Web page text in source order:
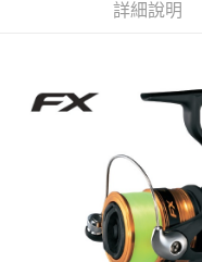
新竹貨運
每筆NT$100，滿
詳細說明